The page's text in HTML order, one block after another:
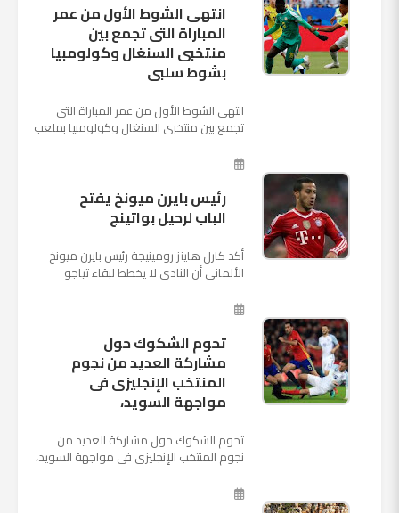
انتهى الشوط الأول من عمر
المباراة التى تجمع بين
منتخبى السنغال وكولومبيا
بشوط سلبى
انتهى الشوط الأول من عمر المباراة التى
تجمع بين منتخبى السنغال وكولومبيا بملعب
الثالثة والأ...
رئيس بايرن ميونخ يفتح
الباب لرحيل بواتينج
أكد كارل هاينز رومينيجة رئيس بايرن ميونخ
الألمانى أن النادى لا يخطط لبقاء تياجو
وأنه سيستم...
تحوم الشكوك حول
مشاركة العديد من نجوم
المنتخب الإنجليزى فى
مواجهة السويد،
تحوم الشكوك حول مشاركة العديد من
نجوم المنتخب الإنجليزى فى مواجهة السويد،
ملعب "كوزموس آ...